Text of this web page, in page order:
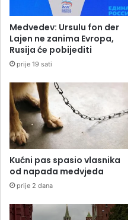
Medvedev: Ursulu fon der
Lajen ne zanima Evropa,
Rusija će pobijediti
prije 19 sati
Kućni pas spasio vlasnika
od napada medvjeda
prije 2 dana